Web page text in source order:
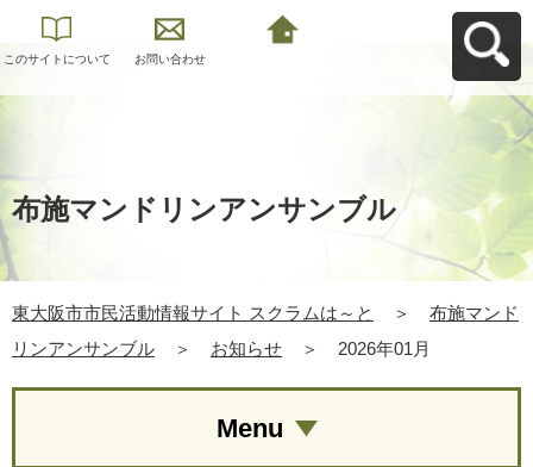
このサイトについて お問い合わせ
布施マンドリンアンサンブル
東大阪市市民活動情報サイト スクラムは～と ＞
布施マンド
リンアンサンブル
＞ お知らせ ＞ 2026年01月
Menu